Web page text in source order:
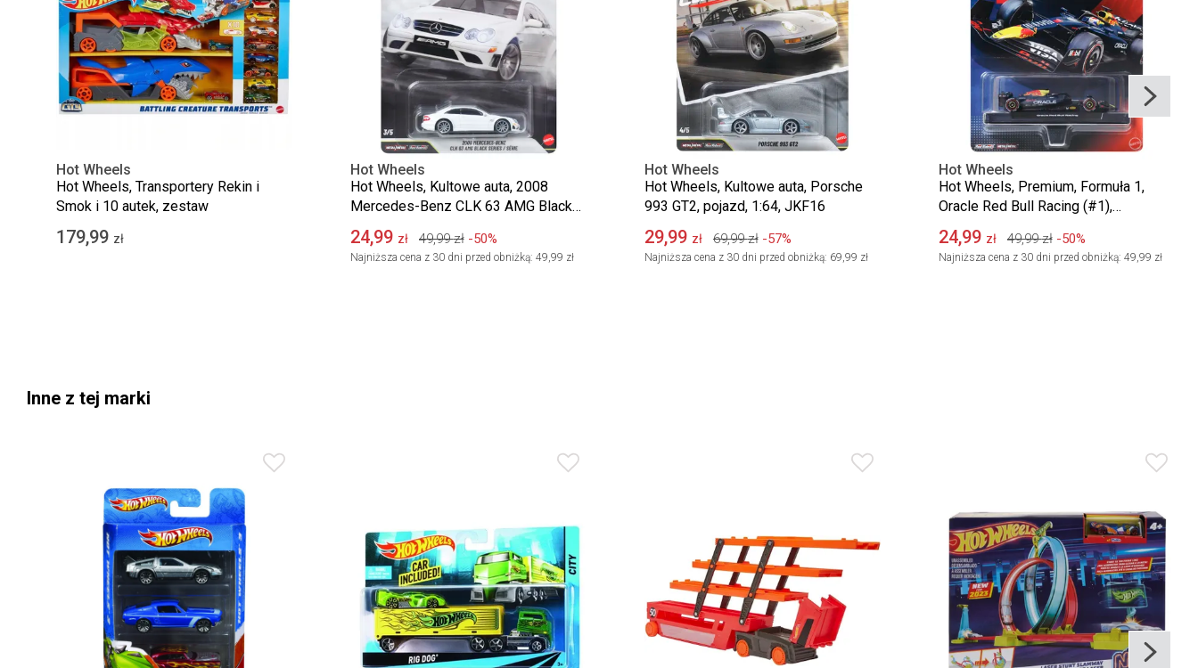
Hot Wheels
Hot Wheels, Transportery Rekin i
Smok i 10 autek, zestaw
179,99 zł
Hot Wheels
Hot Wheels, Kultowe auta, 2008
Mercedes-Benz CLK 63 AMG Black
Series, pojazd, 1:64, JKF29
24,99 zł 49,99 zł -50%
Najniższa cena z 30 dni przed obniżką: 49,99 zł
Hot Wheels
Hot Wheels, Kultowe auta, Porsche
993 GT2, pojazd, 1:64, JKF16
29,99 zł 69,99 zł -57%
Najniższa cena z 30 dni przed obniżką: 69,99 zł
Hot Wheels
Hot Wheels, Premium, Formuła 1,
Oracle Red Bull Racing (#1),
samochodzik, skala 1:64, JKD83
24,99 zł 49,99 zł -50%
Najniższa cena z 30 dni przed obniżką: 49,99 zł
Inne z tej marki